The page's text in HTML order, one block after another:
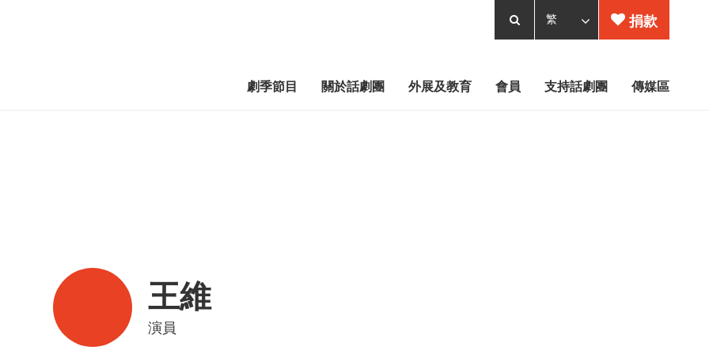
劇季節目 關於話劇團 外展及教育 會員 支持話劇團 傳媒區
捐款
王維
演員